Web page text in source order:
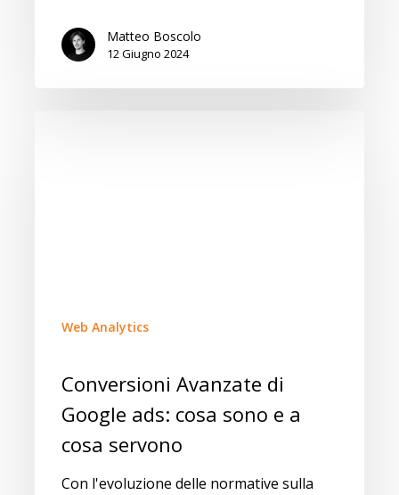
Matteo Boscolo
12 Giugno 2024
Web Analytics
Conversioni Avanzate di
Google ads: cosa sono e a
cosa servono
Con l'evoluzione delle normative sulla